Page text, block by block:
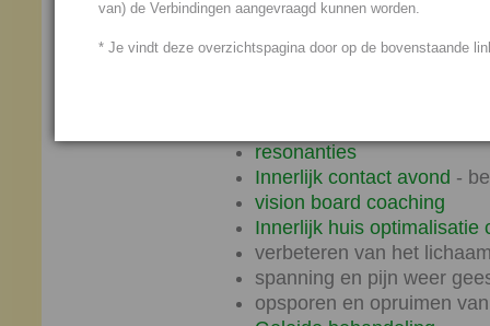
Specialiteiten
begeleiding voor
resonanties
Innerlijk contact avond -
vision board coaching
Innerlijk huis optimalisatie
verbeteren van het
spanning en pijn weer
opsporen en opruimen
van) de Verbindingen aangevraagd kunnen worden.
* Je vindt deze overzichtspagina door op de bovenstaande